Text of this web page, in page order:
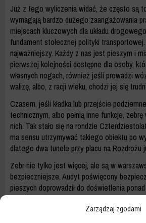
Zarządzaj zgodami
Już z tego wyliczenia widać, że często są
wymagają bardzo dużego zaangażowania
miejscach kluczowych dla układu
fundament stołecznej polityki
najważniejszy. Każdy z nas jest pieszym i
pierwszej kolejności dostępne dla osoby,
własnych nogach, również jeśli prowadzi
walizę, albo, z racji wieku, chodzi jej się
Czasem, jeśli kładka lub przejście
technicznym, albo pełnią inne funkcje,
nich. Tak stało się na rondzie
ma sensu utrzymywać takiego obiektu po
dlatego dwa tunele przy placu na Rozdrożu
Zebr nie tylko jest więcej, ale są w
bezpieczniejsze. Audyt poświęcony
pieszych doprowadził do doświetlenia
rok blisko sto kolejnych przechodzi zmiany,
nielegalnego, zasłaniającego widoczność